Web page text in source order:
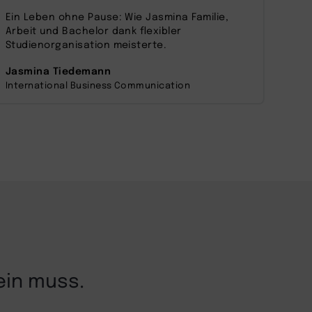
zu, um dieses Video anzusehen.
Mehr Informationen
Akzeptieren
Ein Leben ohne Pause: Wie Jasmina Familie,
Arbeit und Bachelor dank flexibler
Studienorganisation meisterte.
Jasmina Tiedemann
International Business Communication
muss.